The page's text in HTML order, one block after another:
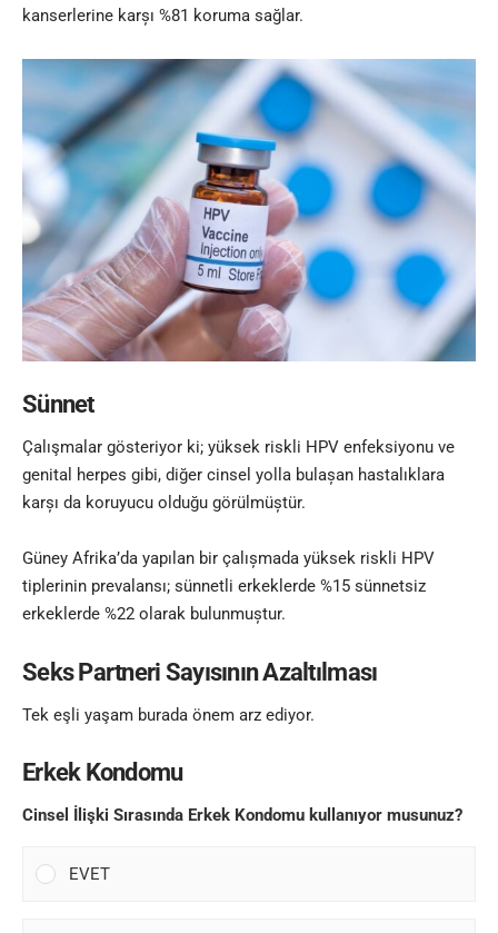
kanserlerine karșı %81 koruma sağlar.
Sünnet
Çalışmalar gösteriyor ki; yüksek riskli HPV enfeksiyonu ve
genital herpes gibi, diğer cinsel yolla bulașan hastalıklara
karșı da koruyucu olduğu görülmüștür.
Güney Afrika’da yapılan bir çalıșmada yüksek riskli HPV
tiplerinin prevalansı; sünnetli erkeklerde %15 sünnetsiz
erkeklerde %22 olarak bulunmuștur.
Seks Partneri Sayısının Azaltılması
Tek eşli yaşam burada önem arz ediyor.
Erkek Kondomu
Cinsel İlişki Sırasında Erkek Kondomu kullanıyor musunuz?
EVET